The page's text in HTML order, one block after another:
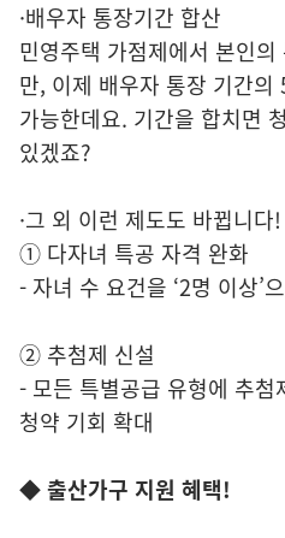
·배우자 통장기간 합산
민영주택 가점제에서 본인
만, 이제 배우자 통장 기간
가능한데요. 기간을 합치면
있겠죠?
·그 외 이런 제도도 바뀝니다!
① 다자녀 특공 자격 완화
- 자녀 수 요건을 ‘2명 이상’
② 추첨제 신설
- 모든 특별공급 유형에 추첨
청약 기회 확대
◆ 출산가구 지원 혜택!